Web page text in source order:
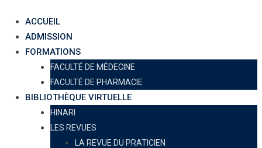
ACCUEIL
ADMISSION
FORMATIONS
FACULTÉ DE MÉDECINE
FACULTÉ DE PHARMACIE
BIBLIOTHÈQUE VIRTUELLE
HINARI
LES REVUES
LA REVUE DU PRATICIEN